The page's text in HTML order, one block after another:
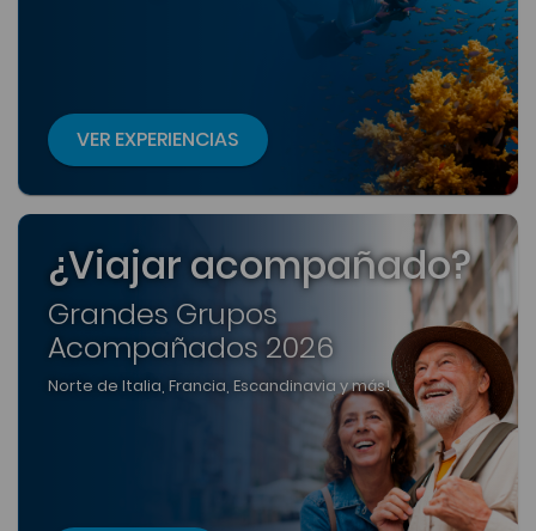
VER EXPERIENCIAS
¿Viajar acompañado?
Grandes Grupos
Acompañados 2026
Norte de Italia, Francia, Escandinavia y más!